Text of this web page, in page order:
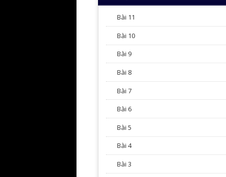
Bài 11
Bài 10
Bài 9
Bài 8
Bài 7
Bài 6
Bài 5
Bài 4
Bài 3